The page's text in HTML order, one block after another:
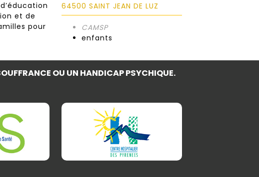
et de
pour
64500 SAINT JEAN DE LUZ
CAMSP
enfants
OU UN HANDICAP PSYCHIQUE.